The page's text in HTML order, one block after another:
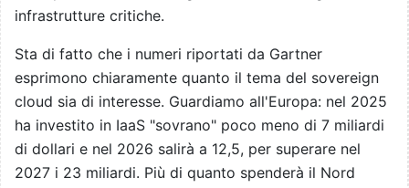
infrastrutture critiche.
Sta di fatto che i numeri riportati da Gartner
esprimono chiaramente quanto il tema del sovereign
cloud sia di interesse. Guardiamo all'Europa: nel 2025
ha investito in IaaS "sovrano" poco meno di 7 miliardi
di dollari e nel 2026 salirà a 12,5, per superare nel
2027 i 23 miliardi. Più di quanto spenderà il Nord